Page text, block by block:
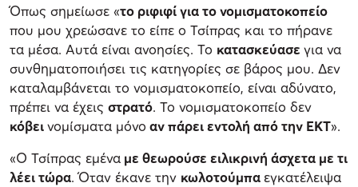
Όπως σημείωσε «το ριφιφί για το νομισματοκοπείο
που μου χρεώσανε το είπε ο Τσίπρας και το πήρανε
τα μέσα. Αυτά είναι ανοησίες. Το κατασκεύασε για να
συνθηματοποιήσει τις κατηγορίες σε βάρος μου. Δεν
καταλαμβάνεται το νομισματοκοπείο, είναι αδύνατο,
πρέπει να έχεις στρατό. Το νομισματοκοπείο δεν
κόβεινομίσματα μόνο αν πάρει εντολή από την ΕΚΤ».
«Ο Τσίπρας εμένα με θεωρούσε ειλικρινή άσχετα με τι
λέει τώρα. Όταν έκανε την κωλοτούμπα εγκατέλειψα